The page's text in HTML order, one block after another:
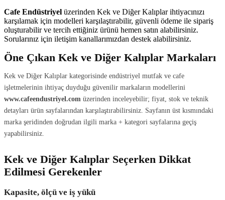
Cafe Endüstriyel üzerinden Kek ve Diğer Kalıplar ihtiyacınızı
karşılamak için modelleri karşılaştırabilir, güvenli ödeme ile sipariş
oluşturabilir ve tercih ettiğiniz ürünü hemen satın alabilirsiniz.
Sorularınız için iletişim kanallarımızdan destek alabilirsiniz.
Öne Çıkan Kek ve Diğer Kalıplar Markaları
Kek ve Diğer Kalıplar kategorisinde endüstriyel mutfak ve cafe
işletmelerinin ihtiyaç duyduğu güvenilir markaların modellerini
www.cafeendustriyel.com üzerinden inceleyebilir; fiyat, stok ve teknik
detayları ürün sayfalarından karşılaştırabilirsiniz. Sayfanın üst kısmındaki
marka şeridinden doğrudan ilgili marka + kategori sayfalarına geçiş
yapabilirsiniz.
Kek ve Diğer Kalıplar Seçerken Dikkat
Edilmesi Gerekenler
Kapasite, ölçü ve iş yükü